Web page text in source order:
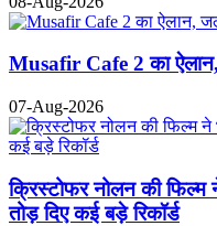
Musafir Cafe 2 का ऐलान,
07-Aug-2026
क्रिस्टोफर नोलन की फिल्म
तोड़ दिए कई बड़े रिकॉर्ड